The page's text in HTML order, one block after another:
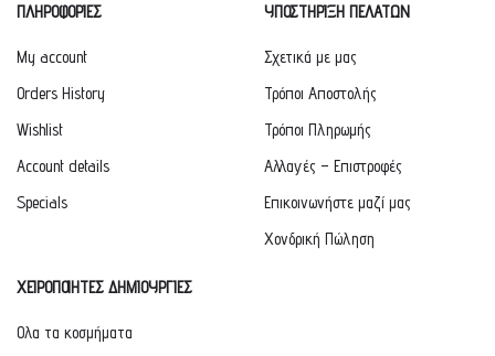
ΠΛΗΡΟΦΟΡΙΕΣ
My account
Orders History
Wishlist
Account details
Specials
ΥΠΟΣΤΗΡΙΞΗ ΠΕΛΑΤΩΝ
Σχετικά με μας
Τρόποι Αποστολής
Τρόποι Πληρωμής
Αλλαγές – Επιστροφές
Επικοινωνήστε μαζί μας
Χονδρική Πώληση
ΧΕΙΡΟΠΟΙΗΤΕΣ ΔΗΜΙΟΥΡΓΙΕΣ
Ολα τα κοσμήματα